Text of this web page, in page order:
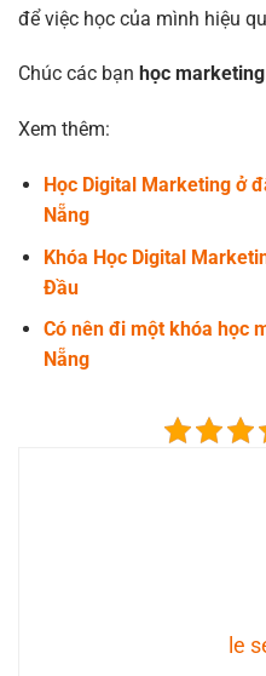
để việc học của mình hiệu
Chúc các bạn học
Xem thêm:
Học Digital Marketing ở
Nẵng
Khóa Học Digital
Đầu
Có nên đi một khóa học
Nẵng
le